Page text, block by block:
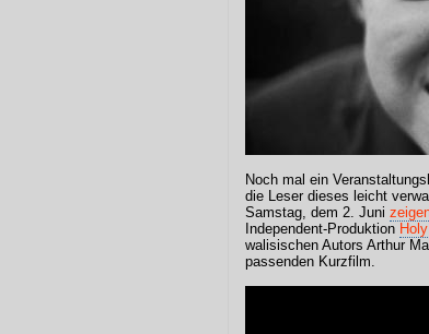
Noch mal ein
die Leser dieses leicht
Samstag, dem 2. Juni
Independent-Produktion
walisischen Autors Arthur
passenden Kurzfilm.